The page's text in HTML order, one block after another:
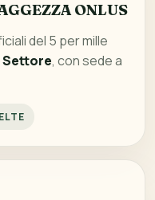
ONLUS
del 5 per mille
Settore, con sede a